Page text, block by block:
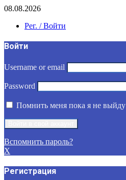
08.08.2026
Рег. / Войти
Войти
Username or email
Password
Помнить меня пока я не выйду
Вспомнить пароль?
X
Регистрация